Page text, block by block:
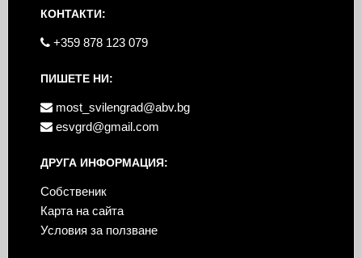
КОНТАКТИ:
+359 878 123 079
ПИШЕТЕ НИ:
most_svilengrad@abv.bg
esvgrd@gmail.com
ДРУГА ИНФОРМАЦИЯ:
Собственик
Карта на сайта
Условия за ползване